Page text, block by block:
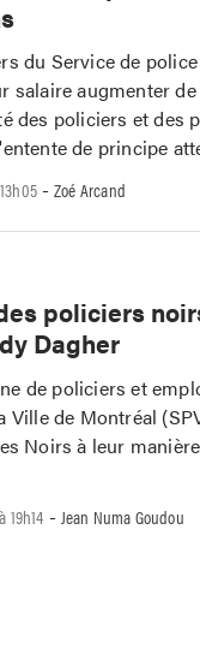
du Service de
salaire augmenter
des policiers et des
de principe
-Zoé Arcand
policiers
Dagher
de policiers et
Ville de Montréal
Noirs à leur
19h14 - Jean Numa Goudou